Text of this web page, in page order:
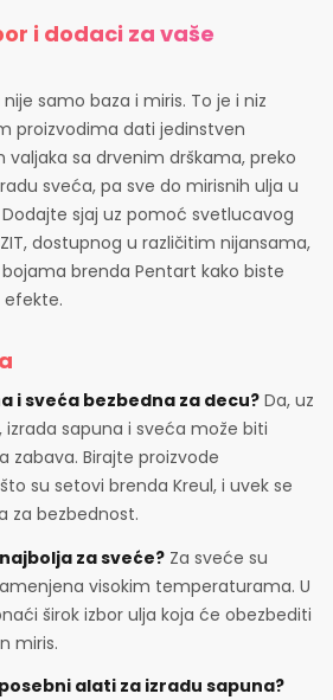
i dodaci za vaše
samo baza i miris. To je i niz
proizvodima dati jedinstven
valjaka sa drvenim drškama, preko
sveća, pa sve do mirisnih ulja u
sjaj uz pomoć svetlucavog
dostupnog u različitim nijansama,
brenda Pentart kako biste
efekte.
i sveća bezbedna za decu? Da, uz
izrada sapuna i sveća može biti
zabava. Birajte proizvode
su setovi brenda Kreul, i uvek se
za bezbednost.
za sveće? Za sveće su
visokim temperaturama. U
širok izbor ulja koja će obezbediti
miris.
alati za izradu sapuna?